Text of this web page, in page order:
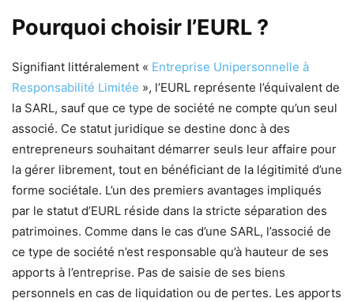
Pourquoi choisir l’EURL ?
Signifiant littéralement « Entreprise Unipersonnelle à
Responsabilité Limitée », l’EURL représente l’équivalent de
la SARL, sauf que ce type de société ne compte qu’un seul
associé. Ce statut juridique se destine donc à des
entrepreneurs souhaitant démarrer seuls leur affaire pour
la gérer librement, tout en bénéficiant de la légitimité d’une
forme sociétale. L’un des premiers avantages impliqués
par le statut d’EURL réside dans la stricte séparation des
patrimoines. Comme dans le cas d’une SARL, l’associé de
ce type de société n’est responsable qu’à hauteur de ses
apports à l’entreprise. Pas de saisie de ses biens
personnels en cas de liquidation ou de pertes. Les apports